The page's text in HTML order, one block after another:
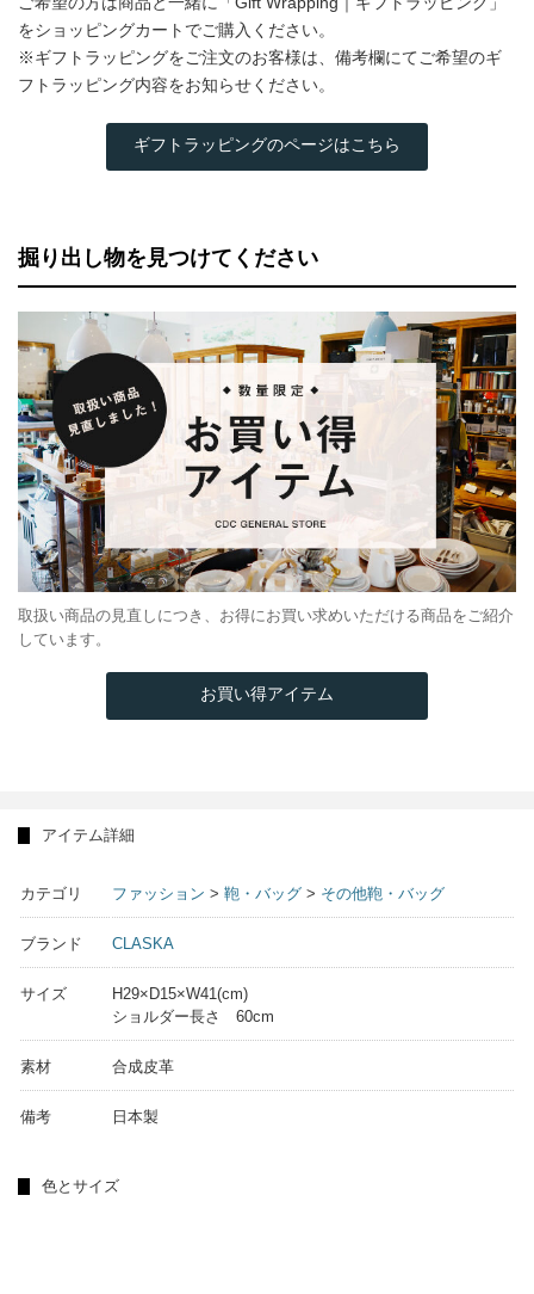
をショッピングカートでご購入ください。
※ギフトラッピングをご注文のお客様は、備考欄にてご希望のギ
フトラッピング内容をお知らせください。
ギフトラッピングのページはこちら
掘り出し物を見つけてください
取扱い商品の見直しにつき、お得にお買い求めいただける商品をご紹介
しています。
お買い得アイテム
アイテム詳細
カテゴリ ファッション > 鞄・バッグ > その他鞄・バッグ
ブランド CLASKA
サイズ
H29×D15×W41(cm)
ショルダー長さ 60cm
素材 合成皮革
備考 日本製
色とサイズ